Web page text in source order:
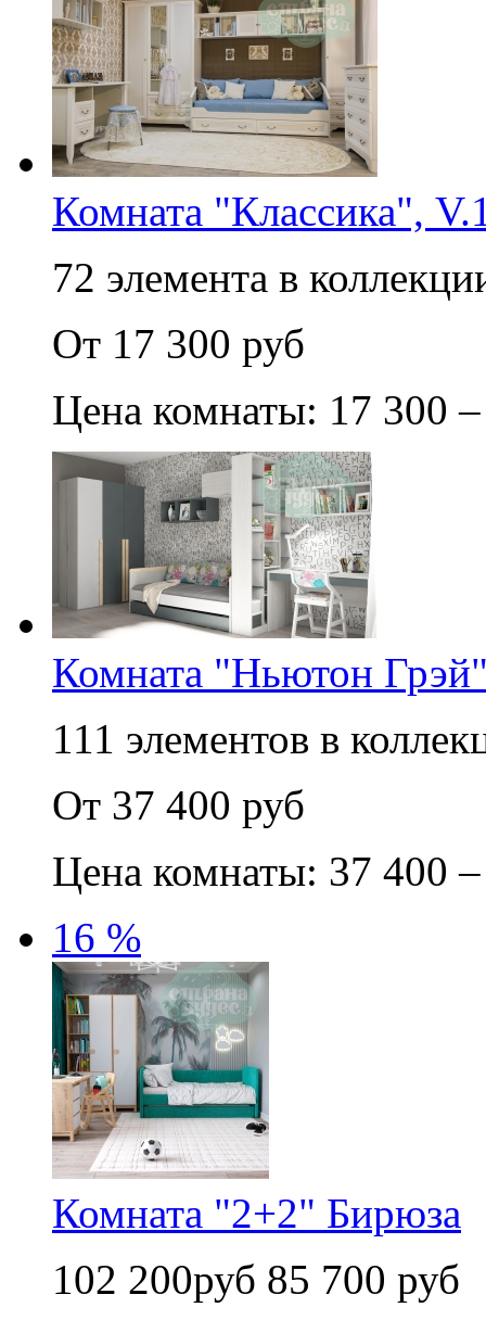
Комната "Классика",
72 элемента в
От 17 300 руб
Цена комнаты: 17 300
Комната "Ньютон
111 элементов в
От 37 400 руб
Цена комнаты: 37 400
16 %
Комната "2+2" Бирюза
102 200руб 85 700 руб